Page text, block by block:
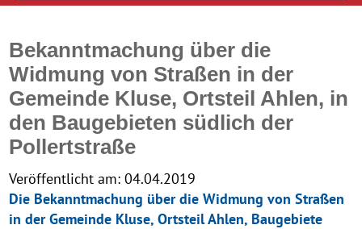
Bekanntmachung über die
Widmung von Straßen in der
Gemeinde Kluse, Ortsteil Ahlen, in
den Baugebieten südlich der
Pollertstraße
Veröffentlicht am: 04.04.2019
Die Bekanntmachung über die Widmung von Straßen
in der Gemeinde Kluse, Ortsteil Ahlen, Baugebiete